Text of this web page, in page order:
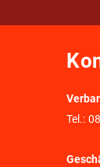
Tel.: